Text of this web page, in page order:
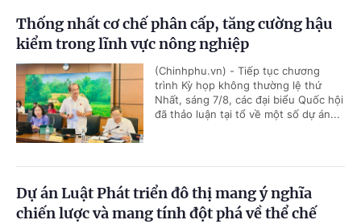
Thống nhất cơ chế phân cấp, tăng cường hậu
kiểm trong lĩnh vực nông nghiệp
(Chinhphu.vn) - Tiếp tục chương
trình Kỳ họp không thường lệ thứ
Nhất, sáng 7/8, các đại biểu Quốc hội
đã thảo luận tại tổ về một số dự án...
Dự án Luật Phát triển đô thị mang ý nghĩa
chiến lược và mang tính đột phá về thể chế